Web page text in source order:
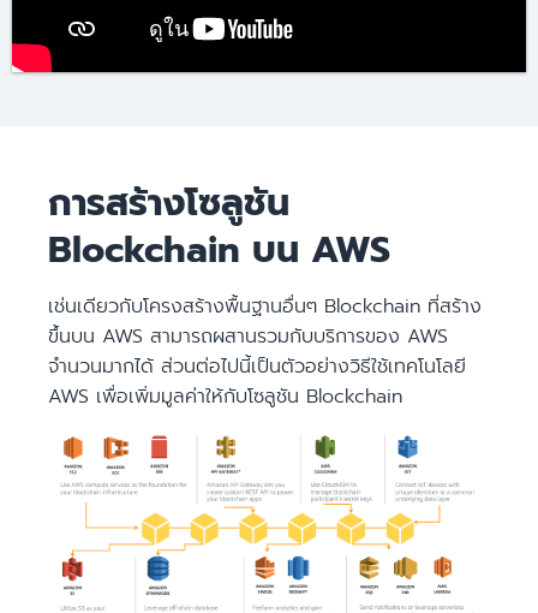
การสร้างโซลูชัน
Blockchain บน AWS
เช่นเดียวกับโครงสร้างพื้นฐานอื่นๆ Blockchain ที่สร้าง
ขึ้นบน AWS สามารถผสานรวมกับบริการของ AWS
จำนวนมากได้ ส่วนต่อไปนี้เป็นตัวอย่างวิธีใช้เทคโนโลยี
AWS เพื่อเพิ่มมูลค่าให้กับโซลูชัน Blockchain